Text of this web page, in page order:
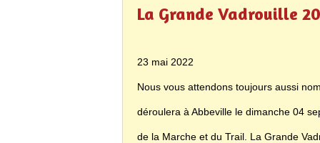
La Grande Vadrouille
23 mai 2022
Nous vous attendons toujours aussi
déroulera à Abbeville le dimanche 04
de la Marche et du Trail. La Grande